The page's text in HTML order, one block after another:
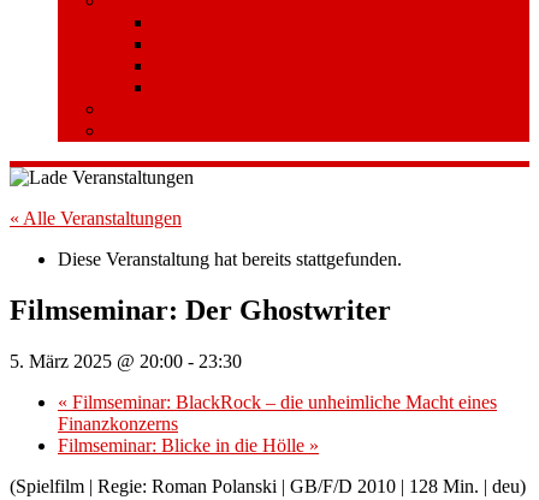
« Alle Veranstaltungen
Diese Veranstaltung hat bereits stattgefunden.
Filmseminar: Der Ghostwriter
5. März 2025 @ 20:00 - 23:30
« Filmseminar: BlackRock – die unheimliche Macht eines
Finanzkonzerns
Filmseminar: Blicke in die Hölle »
(Spielfilm | Regie: Roman Polanski | GB/F/D 2010 | 128 Min. | deu)